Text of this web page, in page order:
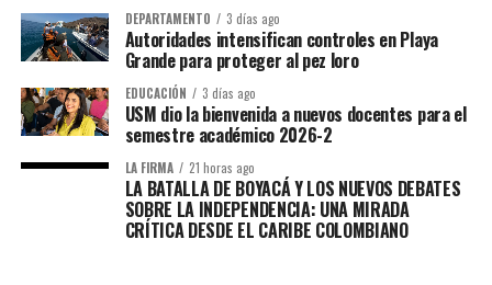
DEPARTAMENTO 3 días ago
Autoridades intensifican controles en Playa
Grande para proteger al pez loro
EDUCACIÓN 3 días ago
USM dio la bienvenida a nuevos docentes para el
semestre académico 2026-2
LA FIRMA 21 horas ago
LA BATALLA DE BOYACÁ Y LOS NUEVOS DEBATES
SOBRE LA INDEPENDENCIA: UNA MIRADA
CRÍTICA DESDE EL CARIBE COLOMBIANO